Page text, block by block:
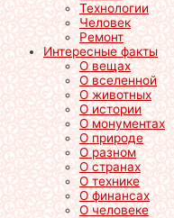
Технологии
Человек
Ремонт
Интересные факты
О вещах
О вселенной
О животных
О истории
О монументах
О природе
О разном
О странах
О технике
О финансах
О человеке